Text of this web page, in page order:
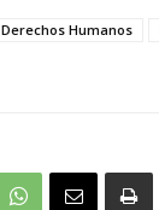
Derechos Humanos